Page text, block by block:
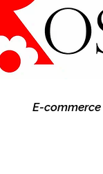
E-commerce